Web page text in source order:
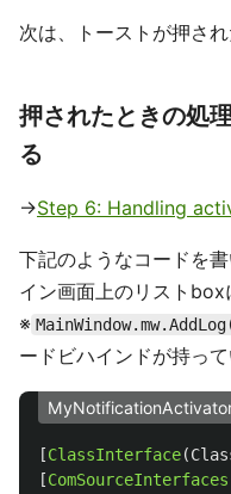
次は、トーストが押さ
押されたときの処
る
→Step 6: Handling
下記のようなコードを
イン画面上のリストbox
※
ードビハインドが持って
[ClassInterface(
[ComSourceInterfaces